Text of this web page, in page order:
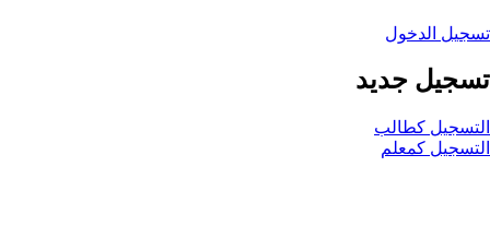
تسجيل الدخول
تسجيل جديد
التسجيل كطالب
التسجيل كمعلم